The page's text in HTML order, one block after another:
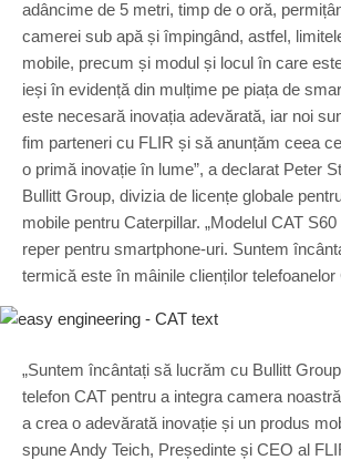
adâncime de 5 metri, timp de o oră,
camerei sub apă și împingând, astfel,
mobile, precum și modul și locul în care
ieși în evidență din mulțime pe piața de
este necesară inovația adevărată, iar noi
fim parteneri cu FLIR și să anunțăm ceea
o primă inovație în lume”, a declarat Peter
Bullitt Group, divizia de licențe globale
mobile pentru Caterpillar. „Modelul CAT
reper pentru smartphone-uri. Suntem
termică este în mâinile clienților telefoanelor
„Suntem încântați să lucrăm cu Bullitt
telefon CAT pentru a integra camera
a crea o adevărată inovație și un produs
spune Andy Teich, Președinte și CEO al